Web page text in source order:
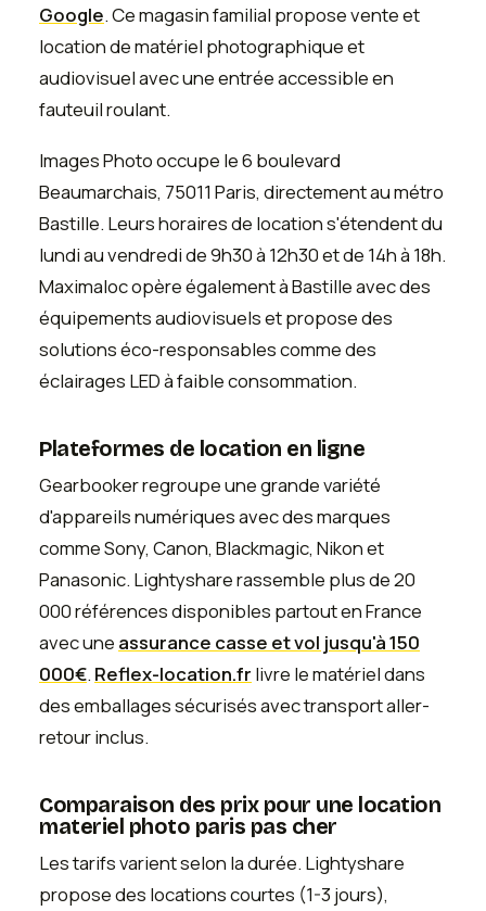
Google. Ce magasin familial propose vente et
location de matériel photographique et
audiovisuel avec une entrée accessible en
fauteuil roulant.
Images Photo occupe le 6 boulevard
Beaumarchais, 75011 Paris, directement au métro
Bastille. Leurs horaires de location s'étendent du
lundi au vendredi de 9h30 à 12h30 et de 14h à 18h.
Maximaloc opère également à Bastille avec des
équipements audiovisuels et propose des
solutions éco-responsables comme des
éclairages LED à faible consommation.
Plateformes de location en ligne
Gearbooker regroupe une grande variété
d'appareils numériques avec des marques
comme Sony, Canon, Blackmagic, Nikon et
Panasonic. Lightyshare rassemble plus de 20
000 références disponibles partout en France
avec une assurance casse et vol jusqu'à 150
000€. Reflex-location.fr livre le matériel dans
des emballages sécurisés avec transport aller-
retour inclus.
Comparaison des prix pour une location
materiel photo paris pas cher
Les tarifs varient selon la durée. Lightyshare
propose des locations courtes (1-3 jours),